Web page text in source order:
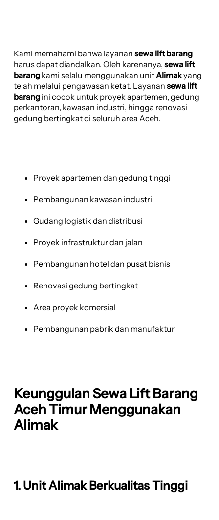
Kami memahami bahwa layanan sewa lift barang
harus dapat diandalkan. Oleh karenanya, sewa lift
barang kami selalu menggunakan unitAlimakyang
telah melalui pengawasan ketat. Layanan sewa lift
barang ini cocok untuk proyek apartemen, gedung
perkantoran, kawasan industri, hingga renovasi
gedung bertingkat di seluruh area Aceh.
Proyek apartemen dan gedung tinggi
Pembangunan kawasan industri
Gudang logistik dan distribusi
Proyek infrastruktur dan jalan
Pembangunan hotel dan pusat bisnis
Renovasi gedung bertingkat
Area proyek komersial
Pembangunan pabrik dan manufaktur
Keunggulan Sewa Lift Barang
Aceh Timur Menggunakan
Alimak
1. Unit Alimak Berkualitas Tinggi